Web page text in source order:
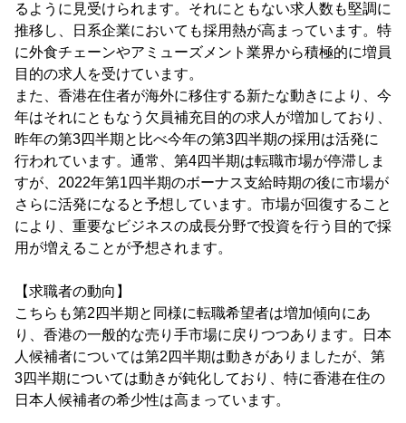
るように見受けられます。それにともない求人数も堅調に
推移し、日系企業においても採用熱が高まっています。特
に外食チェーンやアミューズメント業界から積極的に増員
目的の求人を受けています。
また、香港在住者が海外に移住する新たな動きにより、今
年はそれにともなう欠員補充目的の求人が増加しており、
昨年の第3四半期と比べ今年の第3四半期の採用は活発に
行われています。通常、第4四半期は転職市場が停滞しま
すが、2022年第1四半期のボーナス支給時期の後に市場が
さらに活発になると予想しています。市場が回復すること
により、重要なビジネスの成長分野で投資を行う目的で採
用が増えることが予想されます。
【求職者の動向】
こちらも第2四半期と同様に転職希望者は増加傾向にあ
り、香港の一般的な売り手市場に戻りつつあります。日本
人候補者については第2四半期は動きがありましたが、第
3四半期については動きが鈍化しており、特に香港在住の
日本人候補者の希少性は高まっています。